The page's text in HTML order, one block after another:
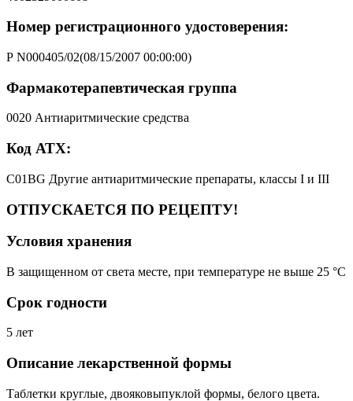
Номер регистрационного удостоверения:
Р N000405/02(08/15/2007 00:00:00)
Фармакотерапевтическая группа
0020 Антиаритмические средства
Код АТХ:
C01BG Другие антиаритмические препараты, классы I и III
ОТПУСКАЕТСЯ ПО РЕЦЕПТУ!
Условия хранения
В защищенном от света месте, при температуре не выше 25 °C
Срок годности
5 лет
Описание лекарственной формы
Таблетки круглые, двояковыпуклой формы, белого цвета.